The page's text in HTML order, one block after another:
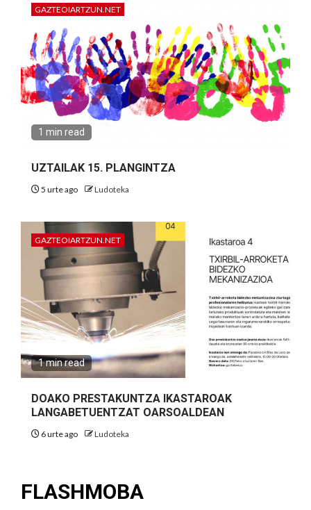
GAZTEOIARTZUN.NET
1 min read
UZTAILAK 15. PLANGINTZA
5 urte ago Ludoteka
GAZTEOIARTZUN.NET
1 min read
DOAKO PRESTAKUNTZA IKASTAROAK
LANGABETUENTZAT OARSOALDEAN
6 urte ago Ludoteka
FLASHMOBA